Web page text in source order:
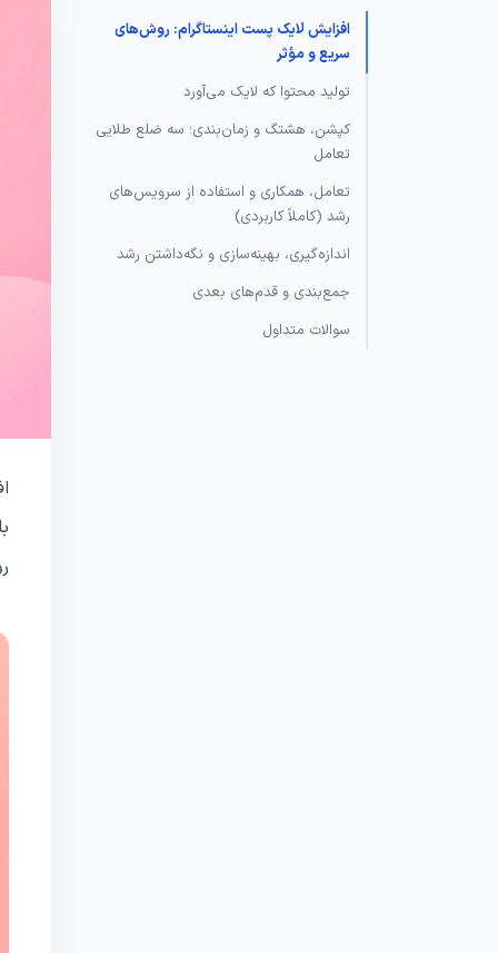
افزایش لایک پست اینستاگرام: روش‌های
سریع و مؤثر
تولید محتوا که لایک می‌آورد
کپشن، هشتگ و زمان‌بندی؛ سه ضلع طلایی
تعامل
تعامل، همکاری و استفاده از سرویس‌های
رشد (کاملاً کاربردی)
اندازه‌گیری، بهینه‌سازی و نگه‌داشتن رشد
جمع‌بندی و قدم‌های بعدی
سوالات متداول